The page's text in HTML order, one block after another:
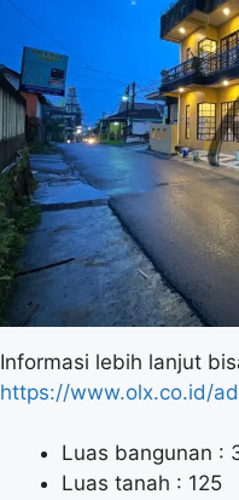
Informasi lebih lanjut
https://www.olx.co.id/
Luas bangunan :
Luas tanah : 125